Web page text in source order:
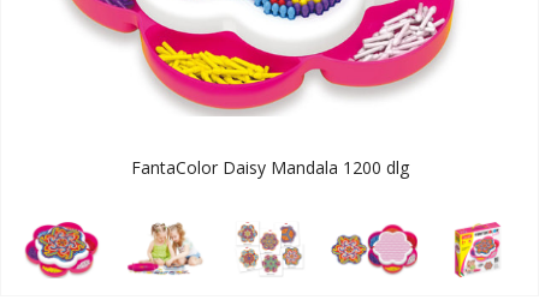
FantaColor Daisy Mandala 1200 dlg